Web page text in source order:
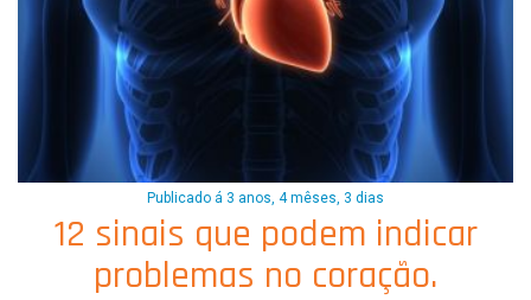
Publicado á 3 anos, 4 mêses, 3 dias
12 sinais que podem indicar
problemas no coração.